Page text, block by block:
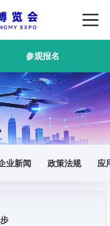
参观报名
业新闻 政策法规 应